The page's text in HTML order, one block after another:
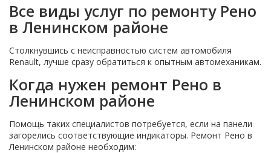
Все виды услуг по ремонту Рено
в Ленинском районе
Столкнувшись с неисправностью систем автомобиля
Renault, лучше сразу обратиться к опытным автомеханикам.
Когда нужен ремонт Рено в
Ленинском районе
Помощь таких специалистов потребуется, если на панели
загорелись соответствующие индикаторы. Ремонт Рено в
Ленинском районе необходим: